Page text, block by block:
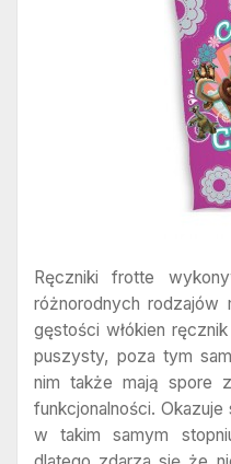
Ręczniki frotte
różnorodnych rodzajów
gęstości włókien
puszysty, poza tym
nim także mają spore
funkcjonalności.
w takim samym